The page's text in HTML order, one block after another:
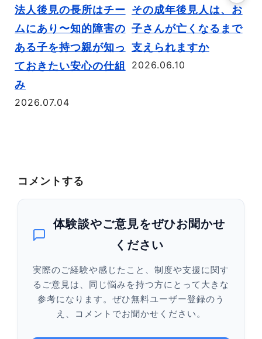
法人後見の長所はチー
ムにあり〜知的障害の
ある子を持つ親が知っ
ておきたい安心の仕組
み
2026.07.04
その成年後見人は、お
子さんが亡くなるまで
支えられますか
2026.06.10
コメントする
体験談やご意見をぜひお聞かせ
ください
実際のご経験や感じたこと、制度や支援に関す
るご意見は、同じ悩みを持つ方にとって大きな
参考になります。ぜひ無料ユーザー登録のう
え、コメントでお聞かせください。